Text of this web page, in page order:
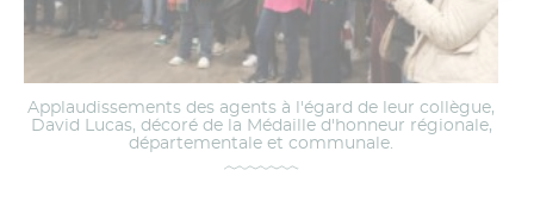
Applaudissements des agents à l'égard de leur collègue,
David Lucas, décoré de la Médaille d'honneur régionale,
départementale et communale.